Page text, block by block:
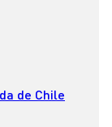
de Chile